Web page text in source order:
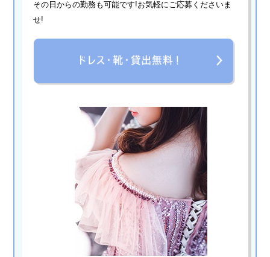
その日からの勤務も可能です!お気軽にご応募くださいま
せ!